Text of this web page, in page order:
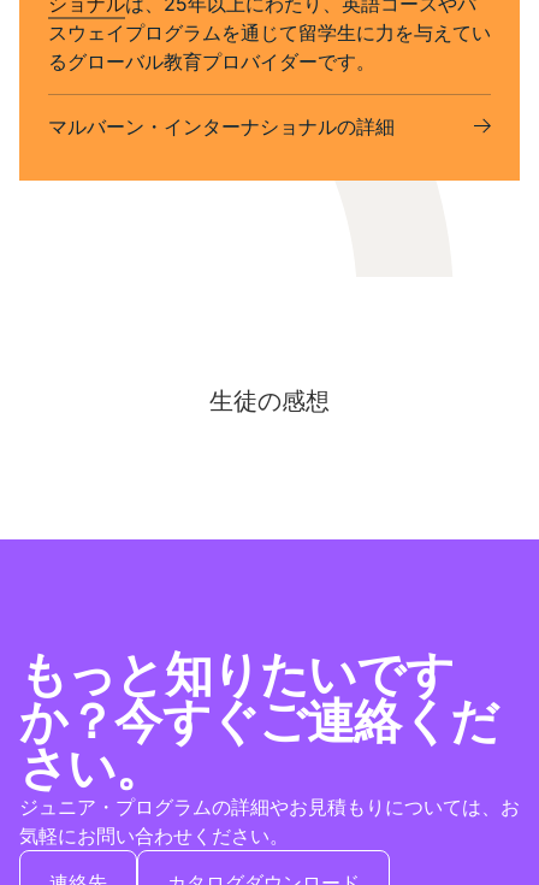
スウェイプログラムを通じて留学生に力を与えてい
るグローバル教育プロバイダーです。
マルバーン・インターナショナルの詳細
生徒の感想
もっと知りたいです
か？今すぐご連絡くだ
さい。
ジュニア・プログラムの詳細やお見積もりについては、お
気軽にお問い合わせください。